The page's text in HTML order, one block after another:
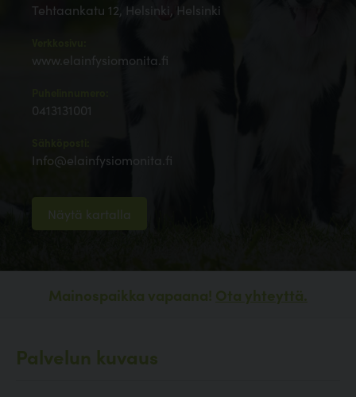
Tehtaankatu 12, Helsinki, Helsinki
www.elainfysiomonita.fi
0413131001
Info@elainfysiomonita.fi
Näytä kartalla
Mainospaikka vapaana! Ota yhteyttä.
Palvelun kuvaus